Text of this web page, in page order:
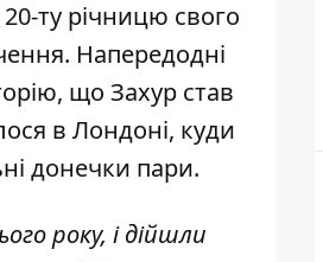
ту річницю свого
Напередодні
що Захур став
в Лондоні, куди
донечки пари.
року, і дійшли